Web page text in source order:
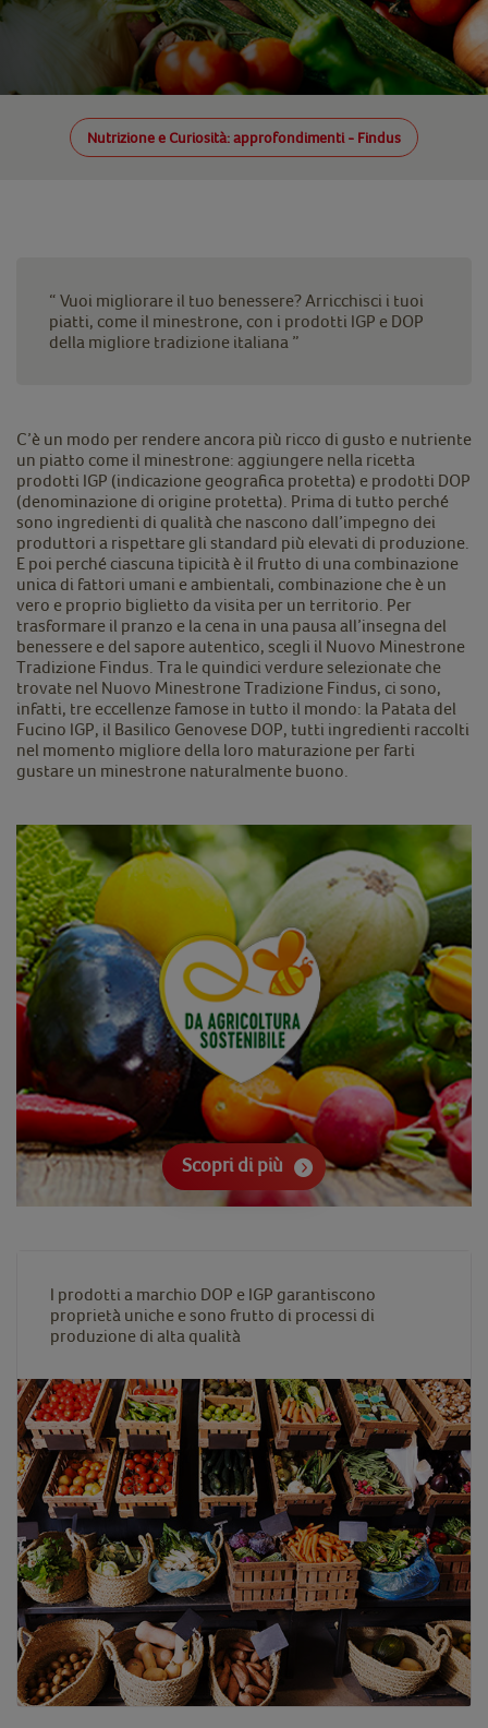
Nutrizione e Curiosità: approfondimenti - Findus
“ Vuoi migliorare il tuo benessere? Arricchisci i tuoi
piatti, come il minestrone, con i prodotti IGP e DOP
della migliore tradizione italiana ”
C’è un modo per rendere ancora più ricco di gusto e nutriente
un piatto come il minestrone: aggiungere nella ricetta
prodotti IGP (indicazione geografica protetta) e prodotti DOP
(denominazione di origine protetta). Prima di tutto perché
sono ingredienti di qualità che nascono dall’impegno dei
produttori a rispettare gli standard più elevati di produzione.
E poi perché ciascuna tipicità è il frutto di una combinazione
unica di fattori umani e ambientali, combinazione che è un
vero e proprio biglietto da visita per un territorio. Per
trasformare il pranzo e la cena in una pausa all’insegna del
benessere e del sapore autentico, scegli il Nuovo Minestrone
Tradizione Findus. Tra le quindici verdure selezionate che
trovate nel Nuovo Minestrone Tradizione Findus, ci sono,
infatti, tre eccellenze famose in tutto il mondo: la Patata del
Fucino IGP, il Basilico Genovese DOP, tutti ingredienti raccolti
nel momento migliore della loro maturazione per farti
gustare un minestrone naturalmente buono.
Scopri di più
I prodotti a marchio DOP e IGP garantiscono
proprietà uniche e sono frutto di processi di
produzione di alta qualità